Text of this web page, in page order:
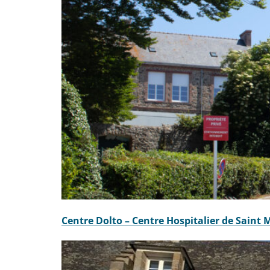
Centre Dolto – Centre Hospitalier de Saint